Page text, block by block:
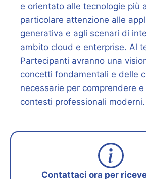
e orientato alle tecnologie più
particolare attenzione alle
generativa e agli scenari di
ambito cloud e enterprise. Al
Partecipanti avranno una
concetti fondamentali e delle
necessarie per comprendere e
contesti professionali moderni.
Contattaci ora per